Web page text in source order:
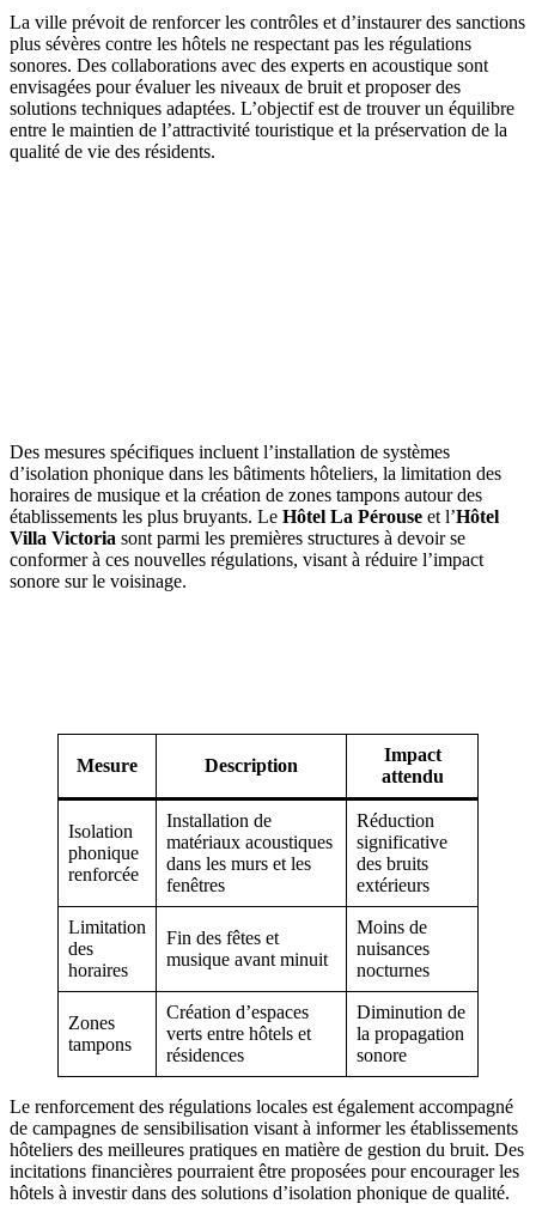
La ville prévoit de renforcer les contrôles et d’instaurer des sanctions
plus sévères contre les hôtels ne respectant pas les régulations
sonores. Des collaborations avec des experts en acoustique sont
envisagées pour évaluer les niveaux de bruit et proposer des
solutions techniques adaptées. L’objectif est de trouver un équilibre
entre le maintien de l’attractivité touristique et la préservation de la
qualité de vie des résidents.
Des mesures spécifiques incluent l’installation de systèmes
d’isolation phonique dans les bâtiments hôteliers, la limitation des
horaires de musique et la création de zones tampons autour des
établissements les plus bruyants. Le Hôtel La Pérouse et l’Hôtel
Villa Victoria sont parmi les premières structures à devoir se
conformer à ces nouvelles régulations, visant à réduire l’impact
sonore sur le voisinage.
Mesure Description
Impact
attendu
Isolation
phonique
renforcée
Installation de
matériaux acoustiques
dans les murs et les
fenêtres
Réduction
significative
des bruits
extérieurs
Limitation
des
horaires
Fin des fêtes et
musique avant minuit
Moins de
nuisances
nocturnes
Zones
tampons
Création d’espaces
verts entre hôtels et
résidences
Diminution de
la propagation
sonore
Le renforcement des régulations locales est également accompagné
de campagnes de sensibilisation visant à informer les établissements
hôteliers des meilleures pratiques en matière de gestion du bruit. Des
incitations financières pourraient être proposées pour encourager les
hôtels à investir dans des solutions d’isolation phonique de qualité.